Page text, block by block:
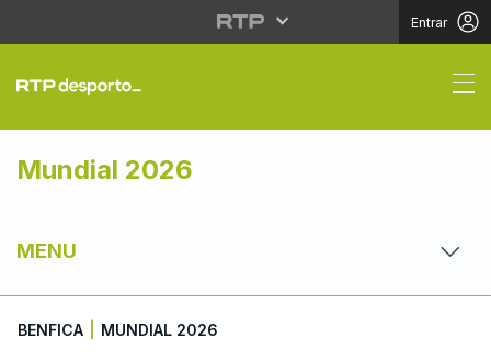
Entrar
Aursnes com lugar
Mundial 2026
MENU
BENFICA MUNDIAL 2026